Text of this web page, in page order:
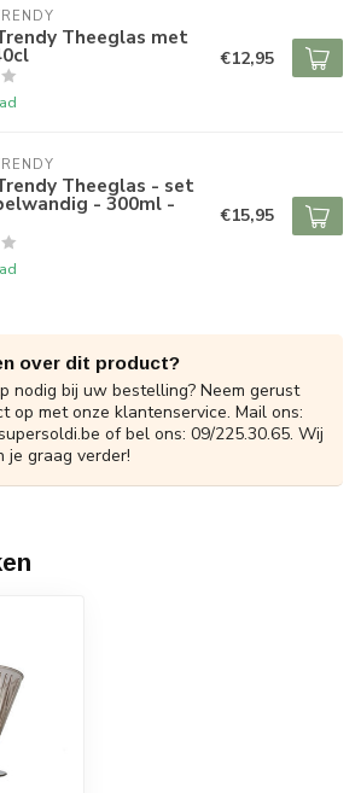
Theeglas met
€12,95
Theeglas - set
- 300ml - €15,95
over dit product?
nodig bij uw bestelling? Neem gerust
op met onze klantenservice. Mail ons:
of bel ons: 09/225.30.65. Wij
je graag verder!